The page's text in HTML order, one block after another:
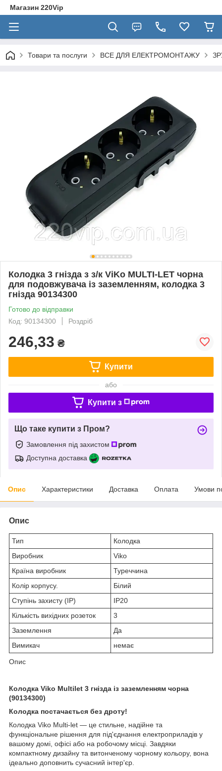
Магазин 220Vip
Товари та послуги ВСЕ ДЛЯ ЕЛЕКТРОМОНТАЖУ
Колодка 3 гнізда з з/к ViKo MULTI-LET чорна
для подовжувача із заземленням, колодка 3
гнізда 90134300
Готово до відправки
Код: 90134300
Роздріб
246,33 ₴
Купити
або
Купити з
Що таке купити з Пром?
Замовлення під захистом
Доступна доставка
Опис Характеристики Доставка Оплата Умови
Опис
Тип
Колодка
Виробник
Viko
Країна виробник
Туреччина
Колір корпусу.
Білий
Ступінь захисту (IP)
IP20
Кількість вихідних розеток
3
Заземлення
Да
Вимикач
немає
Опис
Колодка Viko Multilet 3 гнізда із заземленням чорна
(90134300)
Колодка постачається без дроту!
Колодка Viko Multi-let — це стильне, надійне та
функціональне рішення для під'єднання електроприладів у
вашому домі, офісі або на робочому місці. Завдяки
компактному дизайну та витонченому чорному кольору, вона
ідеально доповнить сучасний інтер'єр.